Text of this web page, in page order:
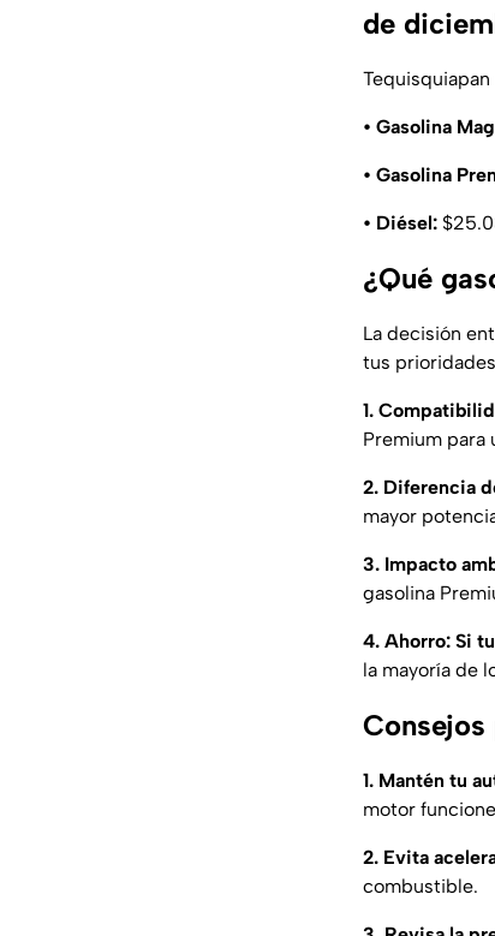
de
• Gasolina
• Gasolina
• Diésel:
¿Qué
La decisión
tus
1.
Premium para
2. Diferencia
mayor
3. Impacto
gasolina
4. Ahorro: Si
la mayoría de
1. Mantén tu
motor
2. Evita
combustible.